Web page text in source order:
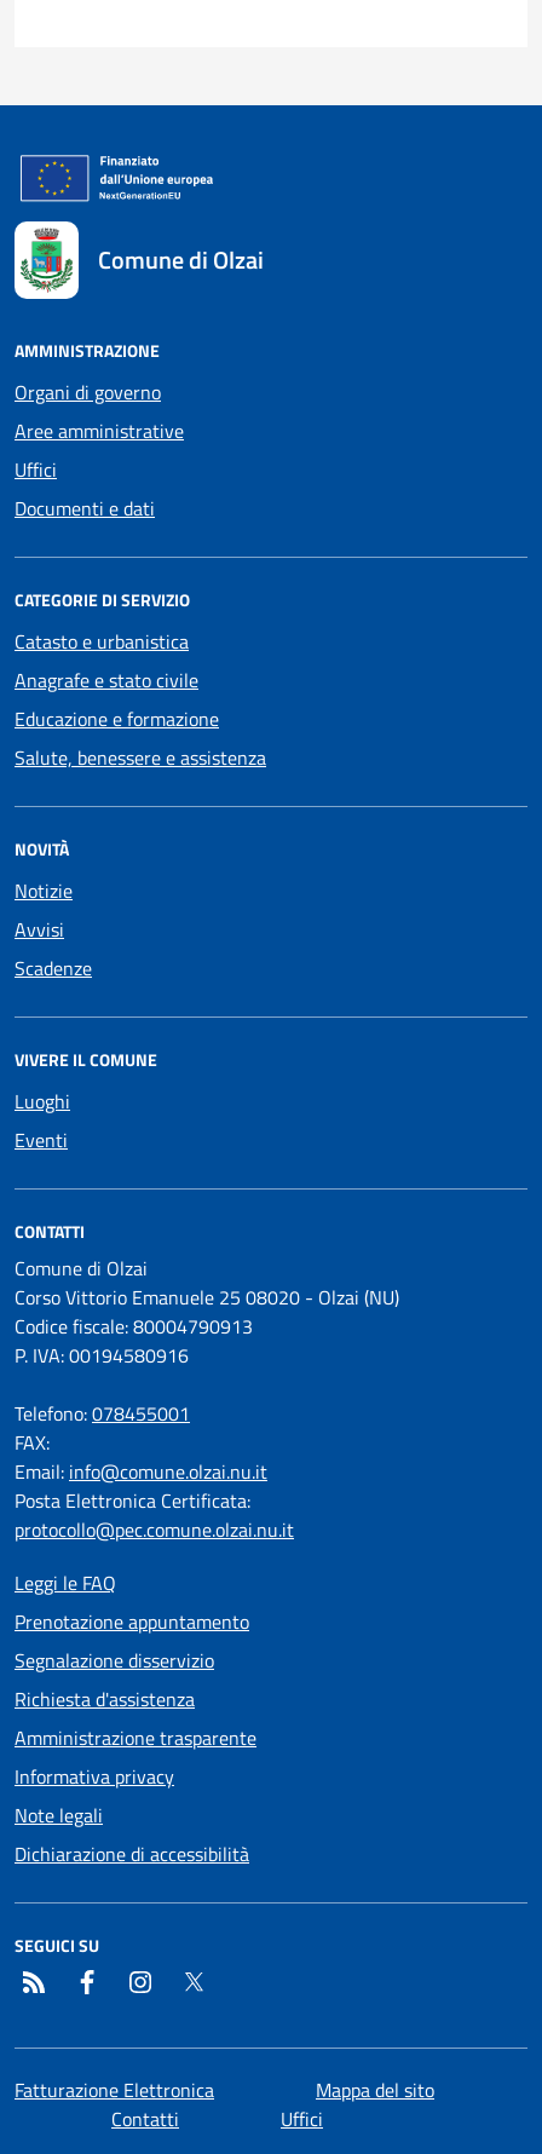
Comune di Olzai
AMMINISTRAZIONE
Organi di governo
Aree amministrative
Uffici
Documenti e dati
CATEGORIE DI SERVIZIO
Catasto e urbanistica
Anagrafe e stato civile
Educazione e formazione
Salute, benessere e assistenza
NOVITÀ
Notizie
Avvisi
Scadenze
VIVERE IL COMUNE
Luoghi
Eventi
CONTATTI
Comune di Olzai
Corso Vittorio Emanuele 25 08020 - Olzai (NU)
Codice fiscale: 80004790913
P. IVA: 00194580916
Telefono:078455001
FAX:
Email: info@comune.olzai.nu.it
Posta Elettronica Certificata:
protocollo@pec.comune.olzai.nu.it
Leggi le FAQ
Prenotazione appuntamento
Segnalazione disservizio
Richiesta d'assistenza
Amministrazione trasparente
Informativa privacy
Note legali
Dichiarazione di accessibilità
SEGUICI SU
RSS Facebook Instagram
Fatturazione Elettronica
Mappa del sito
Contatti
Uffici